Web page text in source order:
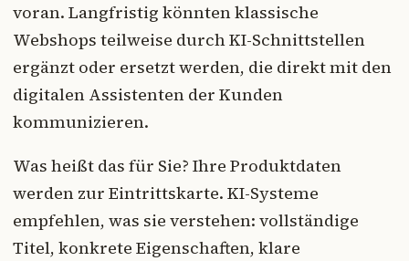
voran. Langfristig könnten klassische
Webshops teilweise durch KI-Schnittstellen
ergänzt oder ersetzt werden, die direkt mit den
digitalen Assistenten der Kunden
kommunizieren.
Was heißt das für Sie? Ihre Produktdaten
werden zur Eintrittskarte. KI-Systeme
empfehlen, was sie verstehen: vollständige
Titel, konkrete Eigenschaften, klare